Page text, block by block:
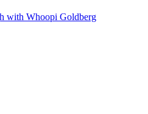
with Whoopi Goldberg